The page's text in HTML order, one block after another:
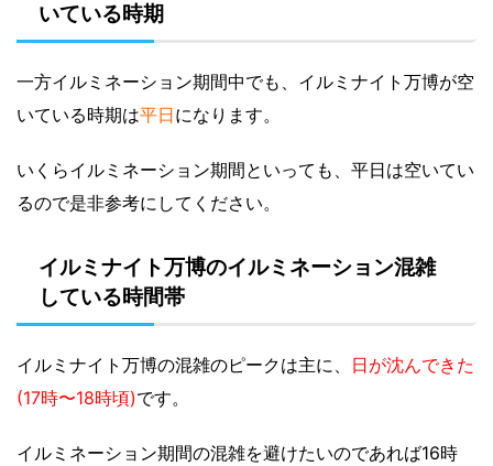
いている時期
一方イルミネーション期間中でも、イルミナイト万博が空
いている時期は平日になります。
いくらイルミネーション期間といっても、平日は空いてい
るので是非参考にしてください。
イルミナイト万博のイルミネーション混雑
している時間帯
イルミナイト万博の混雑のピークは主に、 日が沈んできた
(17時〜18時頃)です。
イルミネーション期間の混雑を避けたいのであれば16時